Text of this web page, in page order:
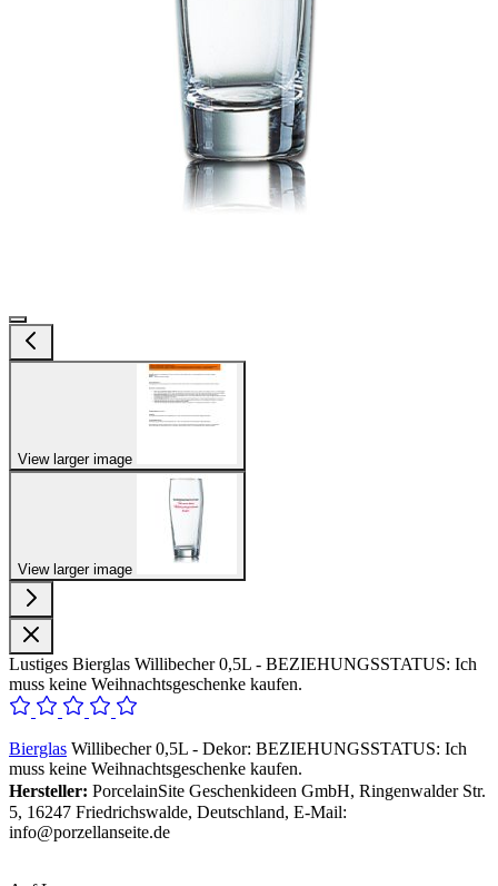
View larger image
View larger image
Lustiges Bierglas Willibecher 0,5L - BEZIEHUNGSSTATUS: Ich
muss keine Weihnachtsgeschenke kaufen.
Bierglas Willibecher 0,5L - Dekor: BEZIEHUNGSSTATUS: Ich
muss keine Weihnachtsgeschenke kaufen.
Hersteller: PorcelainSite Geschenkideen GmbH, Ringenwalder Str.
5, 16247 Friedrichswalde, Deutschland, E-Mail:
info@porzellanseite.de